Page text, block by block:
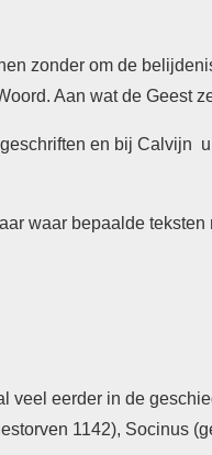
zonder om de
Aan wat de Geest
en bij Calvijn
waar bepaalde
veel eerder in de
1142), Socinus